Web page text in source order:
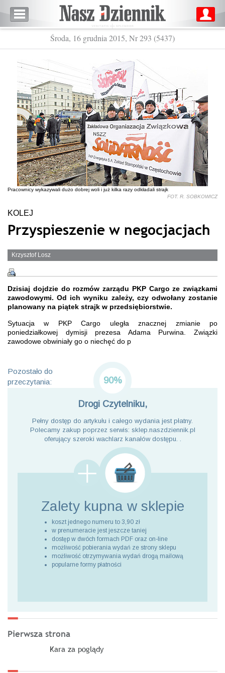
Środa, 16 grudnia 2015, Nr 293 (5437)
Pracownicy wykazywali dużo dobrej woli i już kilka razy odkładali strajk
FOT. R. SOBKOWICZ
KOLEJ
Przyspieszenie w negocjacjach
Krzysztof Losz
Dzisiaj dojdzie do rozmów zarządu PKP Cargo ze związkami
zawodowymi. Od ich wyniku zależy, czy odwołany zostanie
planowany na piątek strajk w przedsiębiorstwie.
Sytuacja w PKP Cargo uległa znacznej zmianie po
poniedziałkowej dymisji prezesa Adama Purwina. Związki
zawodowe obwiniały go o niechęć do p
Pozostało do
przeczytania:
90%
Drogi Czytelniku,
Pełny dostęp do artykułu i całego wydania jest płatny.
Polecamy zakup poprzez serwis: sklep.naszdziennik.pl
oferujący szeroki wachlarz kanałów dostępu. .
Zalety kupna w sklepie
koszt jednego numeru to 3,90 zł
w prenumeracie jest jeszcze taniej
dostęp w dwóch formach PDF oraz on-line
możliwość pobierania wydań ze strony sklepu
możliwość otrzymywania wydań drogą mailową
popularne formy płatności
Pierwsza strona
Kara za poglądy